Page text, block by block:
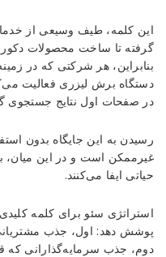
بک
لینک
از
دید
by
Ins2012
on
18Rating:
این کلمه، طیف وسیعی از
گرفته تا ساخت محصولات
بنابراین، هر شرکتی که در
دستگاه برش لیزری فعالیت
در صفحات اول نتایج جستجوی
رسیدن به این جایگاه بدون
غیرممکن است و در این میان،
حیاتی ایفا می‌کنند.
استراتژی سئو برای کلمه
پوشش دهد: اول، جذب
دوم، جذب سرمایه‌گذارانی که